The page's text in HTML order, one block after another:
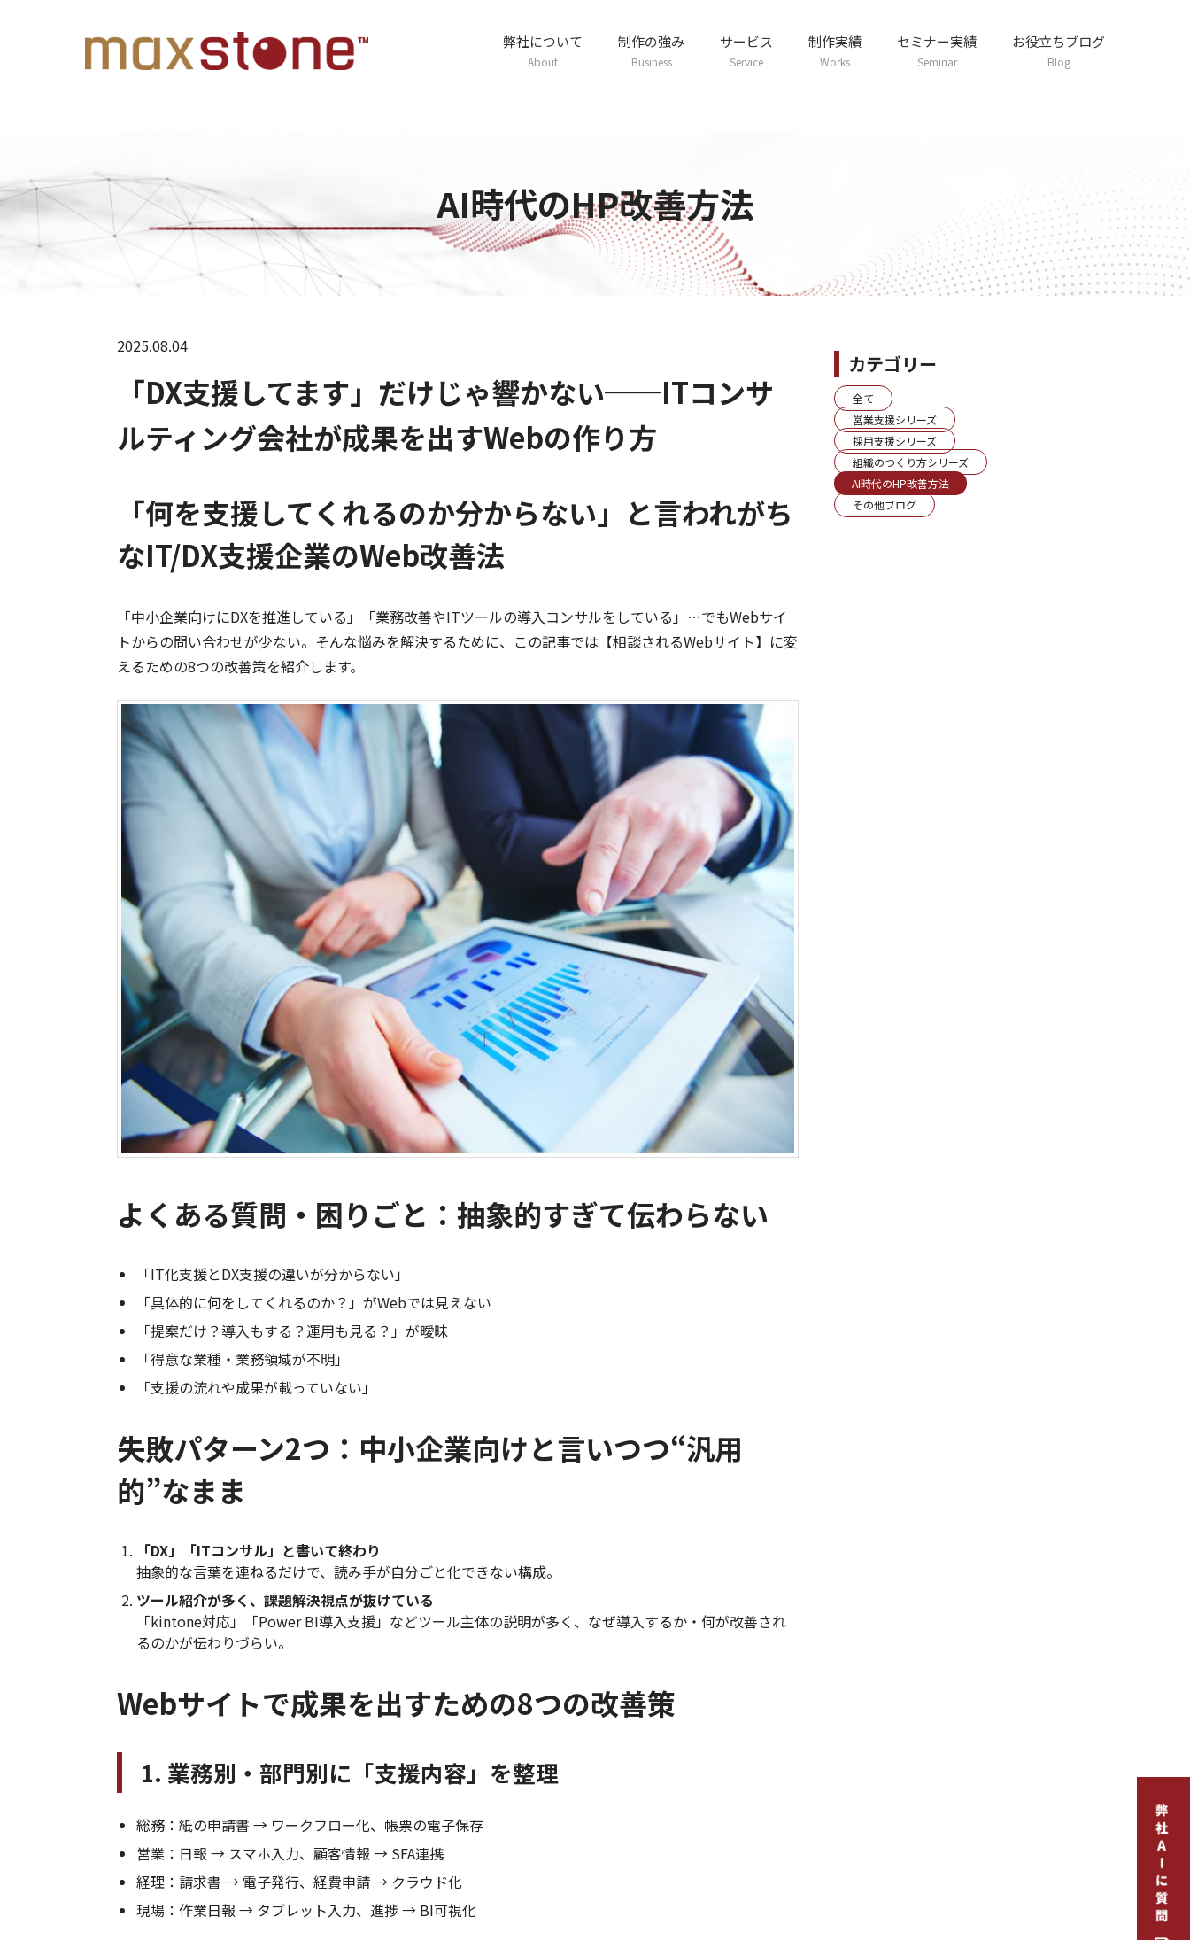
弊社について
About
制作の強み
Business
サービス
Service
制作実績
Works
セミナー実績
Seminar
お役立ちブログ
Blog
AI時代のHP改善方法
2025.08.04
「DX支援してます」だけじゃ響かない──ITコンサ
ルティング会社が成果を出すWebの作り方
「何を支援してくれるのか分からない」と言われがち
なIT/DX支援企業のWeb改善法
「中小企業向けにDXを推進している」「業務改善やITツールの導入コンサルをしている」…でもWebサイ
トからの問い合わせが少ない。そんな悩みを解決するために、この記事では【相談されるWebサイト】に変
えるための8つの改善策を紹介します。
よくある質問・困りごと：抽象的すぎて伝わらない
「IT化支援とDX支援の違いが分からない」
「具体的に何をしてくれるのか？」がWebでは見えない
「提案だけ？導入もする？運用も見る？」が曖昧
「得意な業種・業務領域が不明」
「支援の流れや成果が載っていない」
失敗パターン2つ：中小企業向けと言いつつ“汎用
的”なまま
「DX」「ITコンサル」と書いて終わり
抽象的な言葉を連ねるだけで、読み手が自分ごと化できない構成。
ツール紹介が多く、課題解決視点が抜けている
「kintone対応」「Power BI導入支援」などツール主体の説明が多く、なぜ導入するか・何が改善され
るのかが伝わりづらい。
Webサイトで成果を出すための8つの改善策
1. 業務別・部門別に「支援内容」を整理
総務：紙の申請書 → ワークフロー化、帳票の電子保存
営業：日報 → スマホ入力、顧客情報 → SFA連携
経理：請求書 → 電子発行、経費申請 → クラウド化
現場：作業日報 → タブレット入力、進捗 → BI可視化
カテゴリー
全て
営業支援シリーズ
採用支援シリーズ
組織のつくり方シリーズ
AI時代のHP改善方法
その他ブログ